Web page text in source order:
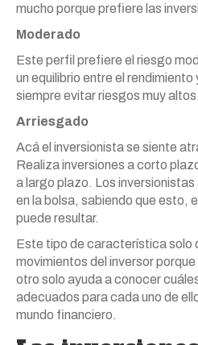
mucho porque prefiere las
Moderado
Este perfil prefiere el riesgo
un equilibrio entre el
siempre evitar riesgos muy altos.
Arriesgado
Acá el inversionista se siente
Realiza inversiones a corto
a largo plazo. Los
en la bolsa, sabiendo que esto,
puede resultar.
Este tipo de característica solo
movimientos del inversor
otro solo ayuda a conocer
adecuados para cada uno de
mundo financiero.